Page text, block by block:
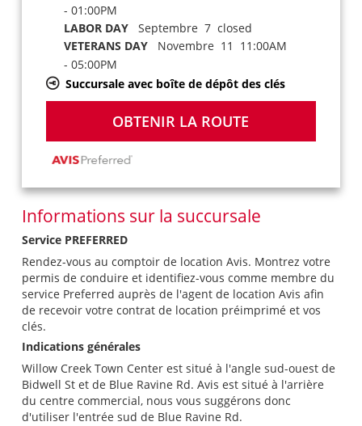
- 01:00PM
LABOR DAYSeptembre 7 closed
VETERANS DAYNovembre 11 11:00AM
- 05:00PM
Succursale avec boîte de dépôt des clés
OBTENIR LA ROUTE
Informations sur la succursale
Service PREFERRED
Rendez-vous au comptoir de location Avis. Montrez votre
permis de conduire et identifiez-vous comme membre du
service Preferred auprès de l'agent de location Avis afin
de recevoir votre contrat de location préimprimé et vos
clés.
Indications générales
Willow Creek Town Center est situé à l'angle sud-ouest de
Bidwell St et de Blue Ravine Rd. Avis est situé à l'arrière
du centre commercial, nous vous suggérons donc
d'utiliser l'entrée sud de Blue Ravine Rd.